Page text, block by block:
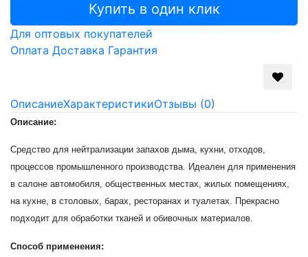
Купить в один клик
Для оптовых покупателей
Оплата Доставка Гарантия
ОписаниеХарактеристикиОтзывы (0)
Описание:
Средство для нейтрализации запахов дыма, кухни, отходов,
процессов промышленного производства. Идеален для применения
в салоне автомобиля, общественных местах, жилых помещениях,
на кухне, в столовых, барах, ресторанах и туалетах. Прекрасно
подходит для обработки тканей и обивочных материалов.
Способ применения: